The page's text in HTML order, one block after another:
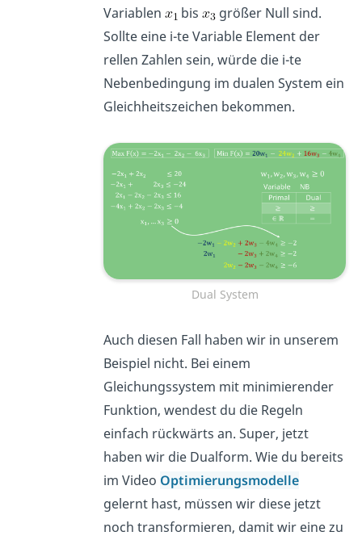
Variablen
bis
größer Null sind.
Sollte eine i-te Variable Element der
rellen Zahlen sein, würde die i-te
Nebenbedingung im dualen System ein
Gleichheitszeichen bekommen.
Dual System
Auch diesen Fall haben wir in unserem
Beispiel nicht. Bei einem
Gleichungssystem mit minimierender
Funktion, wendest du die Regeln
einfach rückwärts an. Super, jetzt
haben wir die Dualform. Wie du bereits
im Video Optimierungsmodelle
gelernt hast, müssen wir diese jetzt
noch transformieren, damit wir eine zu